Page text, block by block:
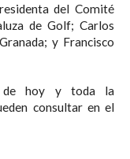
del Comité
de Golf; Carlos
y Francisco
de hoy y toda la
consultar en el